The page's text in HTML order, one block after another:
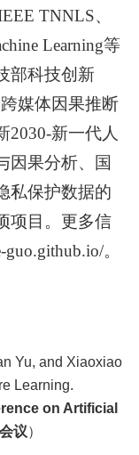
TNNLS、
Learning等
部科技创新
媒体因果推断
2030-新一代人
因果分析、国
私保护数据的
项目。更多信
guo.github.io/。
Yu, and Xiaoxiao
Learning.
on Artificial
议）